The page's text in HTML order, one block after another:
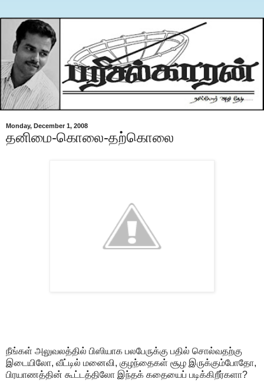
Monday, December 1, 2008
தனிமை-கொலை-தற்கொலை
நீங்கள் அலுவலத்தில் பிஸியாக பலபேருக்கு பதில் சொல்வதற்கு
இடையிலோ, வீட்டில் மனைவி, குழந்தைகள் சூழ இருக்கும்போதோ,
பிரயாணத்தின் கூட்டத்திலோ இந்தக் கதையைப் படிக்கிறீர்களா?